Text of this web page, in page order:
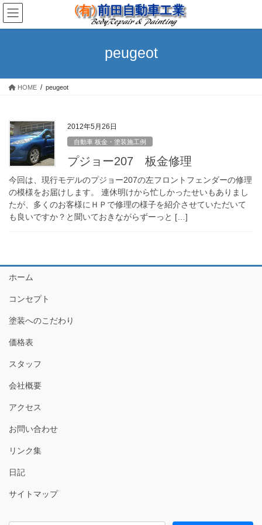
コ
ン
テ
ス
ナ
ビ
ゲ
ン
peugeot
HOME peugeot
2012年5月26日
自動車 板金・塗装施工例
プジョー207 板金修理
今回は、現行モデルのプジョー207の左フロントフェンダーの修理
の模様をお届けします。 連休明けから忙しかったせいもありまし
たが、多くのお客様にＨＰで修理の様子を紹介させていただいて
も良いですか？と聞いておきながらずーっと […]
ホーム
コンセプト
塗装へのこだわり
価格表
スタッフ
会社概要
アクセス
お問い合わせ
リンク集
日記
サイトマップ